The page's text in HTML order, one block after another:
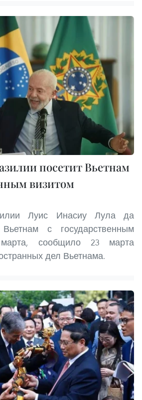
посетит Вьетнам
визитом
Луис Инасиу Лула да
с государственным
сообщило 23 марта
дел Вьетнама.